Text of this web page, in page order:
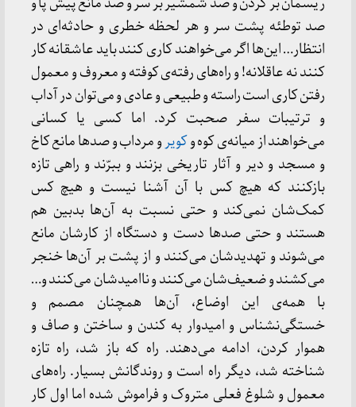
صد توطئه پشت ‌سر و هر لحظه خطری و حادثه‌ای در
انتظار… این‌ها اگر می‌خواهند کاری کنند باید عاشقانه کار
کنند نه عاقلانه! و راه‌های رفته‌ی کوفته و معروف و معمول
رفتن کاری است راسته و طبیعی و عادی و می‌توان در آداب
و ترتیبات سفر صحبت کرد. اما کسی یا کسانی
می‌خواهند از میانه‌ی کوه وکویرو مرداب و صدها مانع کاخ
و مسجد و دیر و آثار تاریخی بزنند و ببرّند و راهی تازه
بازکنند که هیچ کس با آن آشنا نیست و هیچ ‌کس
کمک‌شان نمی‌کند و حتی نسبت به آن‌ها بدبین هم
هستند و حتی صدها دست و دستگاه از کارشان مانع
می‌شوند و تهدیدشان می‌کنند و از پشت بر آن‌ها خنجر
می‌کشند و ضعیف‌شان می‌کنند و ناامیدشان می‌کنند و…
با همه‌ی این اوضاع، آن‌ها همچنان مصمم و
خستگی‌نشناس و امیدوار به کندن و ساختن و صاف و
هموار کردن، ادامه می‌دهند. راه که باز شد، راه تازه
شناخته شد، دیگر راه است و روندگانش بسیار. راه‌های
معمول و شلوغ فعلی متروک و فراموش ‌شده اما اول کار